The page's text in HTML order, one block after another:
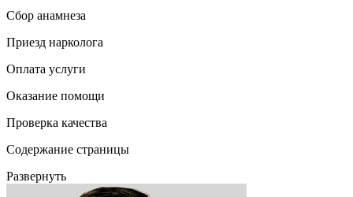
Сбор анамнеза
Приезд нарколога
Оплата услуги
Оказание помощи
Проверка качества
Содержание страницы
Развернуть